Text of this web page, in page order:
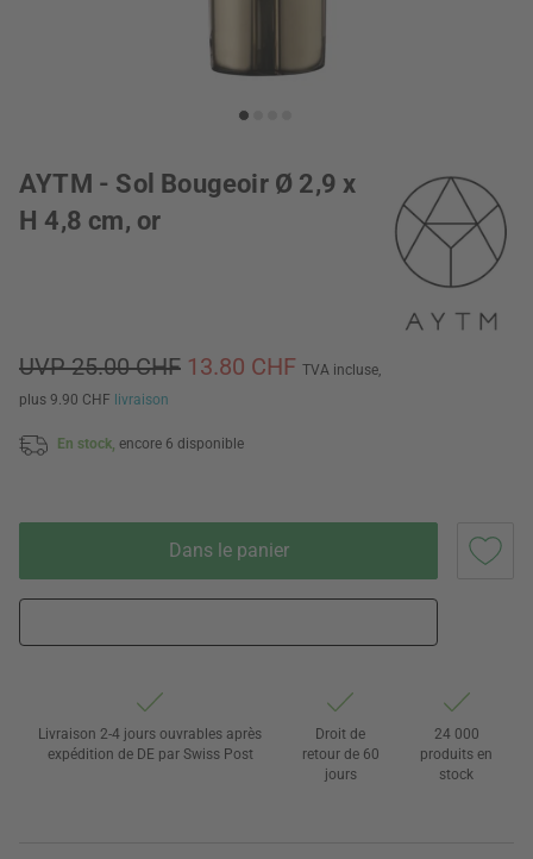
AYTM - Sol Bougeoir Ø 2,9 x
H 4,8 cm, or
UVP 25.00 CHF 13.80 CHF TVA incluse,
plus 9.90 CHF livraison
En stock, encore 6 disponible
Dans le panier
Livraison 2-4 jours ouvrables après
expédition de DE par Swiss Post
Droit de
retour de 60
jours
24 000
produits en
stock